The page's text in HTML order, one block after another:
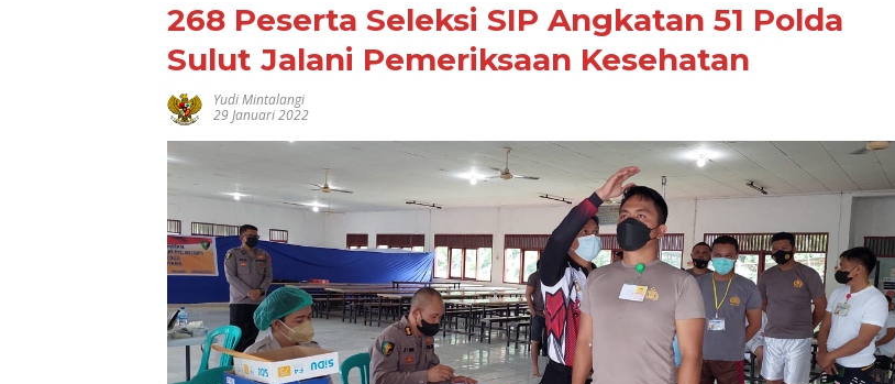
268 Peserta Seleksi SIP Angkatan 51 Polda
Sulut Jalani Pemeriksaan Kesehatan
Yudi Mintalangi
29 Januari 2022